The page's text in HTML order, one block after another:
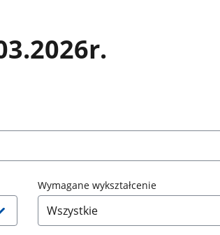
Wymagane wykształcenie